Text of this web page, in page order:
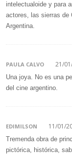
intelectualoide y para
actores, las sierras de
Argentina.
PAULA CALVO 21/
Una joya. No es una
del cine argentino.
EDIMILSON 11/01/
Tremenda obra de
pictórica, histórica,